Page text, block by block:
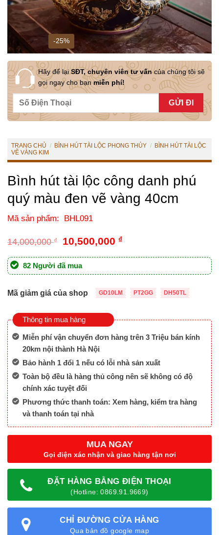
-25%
Hãy để lạiSĐT, chuyên viên tư vấncủa chúng tôi sẽ
gọi ngay cho bạnmiễn phí!
TRANG CHỦ / BÌNH HÚT TÀI LỘC PHONG THỦY / BÌNH HÚT TÀI LỘC
VẼ VÀNG KIM
Bình hút tài lộc công danh phú
quý màu đen vẽ vàng 40cm
Mã sản phẩm: BHL091
14,000,000₫
Giá
là:
14,000,000 ₫.
10,500,000 ₫Giá
tại
là:
82 Người đã mua
Mã giảm giá của shop GD10LM PT2GG DH50TL
Thông tin mua hàng
Miễn phí vận chuyển đơn hàng trên 3 Triệu bán kính
20km nội thành Hà Nội
Bảo hành 1 đổi 1 nếu có lỗi nhà sản xuất
Toàn bộ đều là hàng thủ công nên sẽ không có độ
chính xác tuyệt đối
Phương thức thanh toán: Xem hàng, kiểm tra hàng
và thanh toán tại nhà
MUA NGAY
Gọi điện xác nhận và giao hàng tận nơi
ĐẶT HÀNG BẰNG ĐIỆN THOẠI
(Hotline: 0869.91.9669)
CHỈ ĐƯỜNG CỬA HÀNG
Qua bản đồ google map